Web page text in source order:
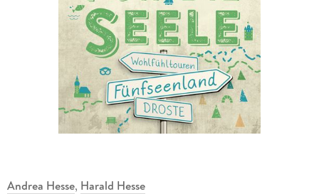
Andrea Hesse, Harald Hesse